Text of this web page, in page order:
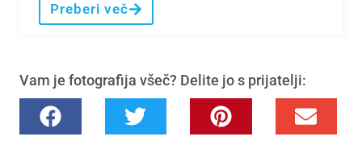
Preberi več
Vam je fotografija všeč? Delite jo s prijatelji: